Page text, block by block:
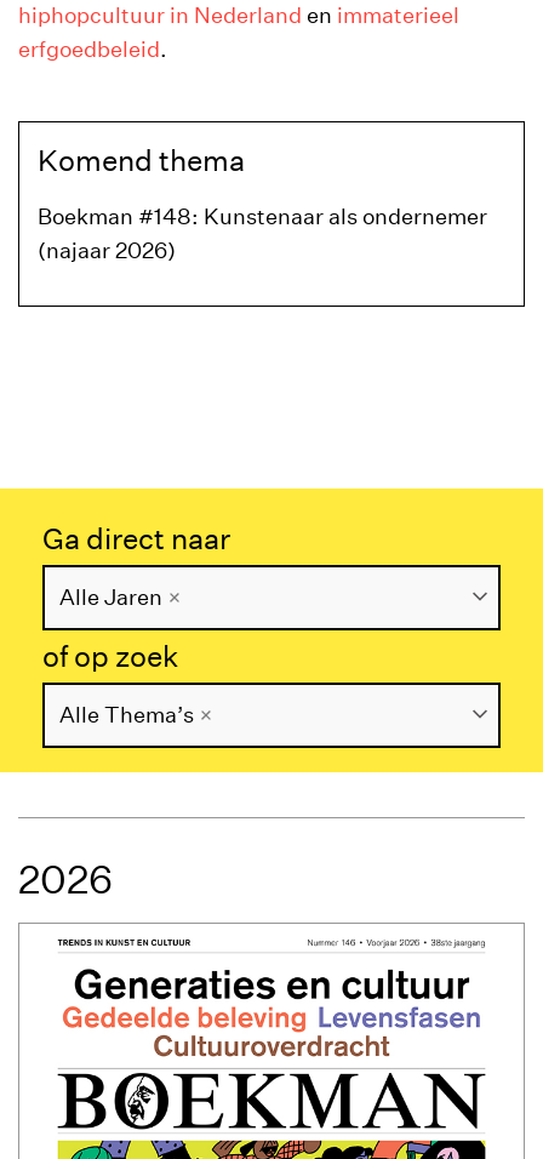
hiphopcultuur in Nederland en immaterieel
erfgoedbeleid.
Komend thema
Boekman #148: Kunstenaar als ondernemer
(najaar 2026)
Ga direct naar
Alle Jaren
of op zoek
Alle Thema’s
2026